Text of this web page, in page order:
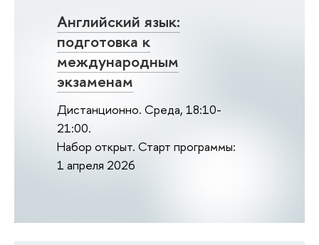
Английский язык:
подготовка к
международным
экзаменам
Дистанционно. Среда, 18:10-
21:00.
Набор открыт. Старт программы:
1 апреля 2026